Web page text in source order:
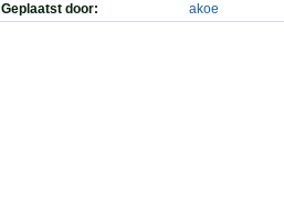
Geplaatst door: akoe